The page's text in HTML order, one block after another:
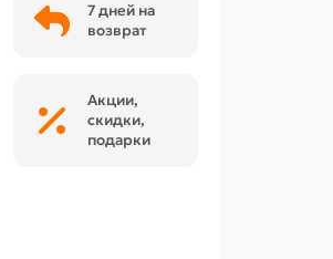
7 дней на
возврат
Акции,
скидки,
подарки